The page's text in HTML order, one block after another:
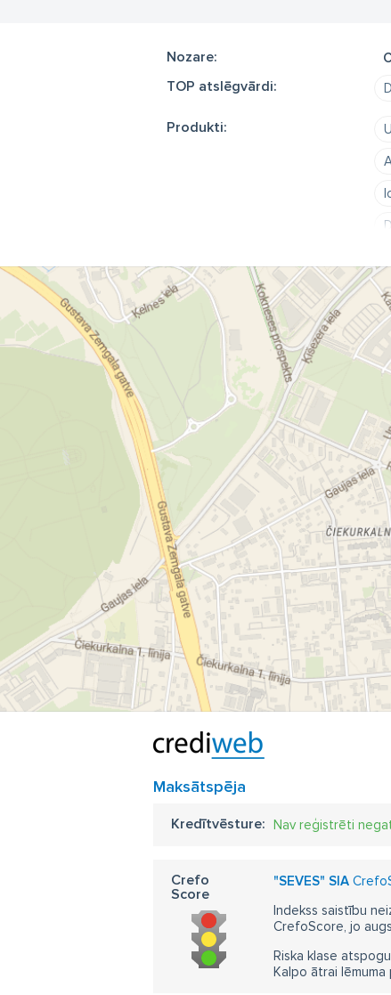
Nozare:
TOP atslēgvārdi:
Produkti:
Maksātspēja
Kredītvēsture: Nav reģistrēti
Crefo
Score
"SEVES" SIA
Indekss saistību
CrefoScore, jo
Riska klase
Kalpo ātrai lēmuma